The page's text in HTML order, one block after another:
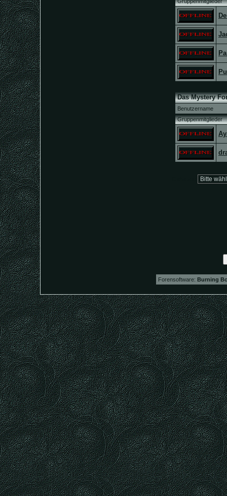
Das Mystery
Benutzername
Gruppenmitglieder
Forensoftware: Burning